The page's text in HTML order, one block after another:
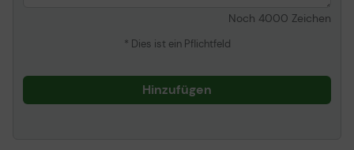
Noch 4000 Zeichen
* Dies ist ein Pflichtfeld
Hinzufügen